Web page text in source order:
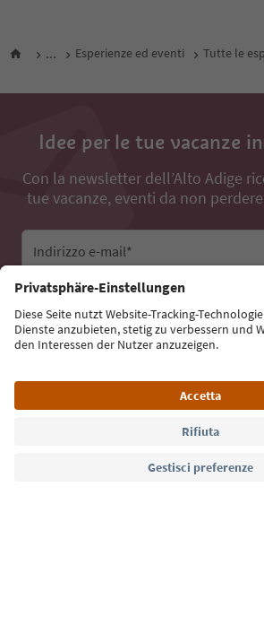
... Esperienze ed eventi Tutte le
Idee per le tue vacanze
Con la newsletter dell’Alto Adige
tue vacanze, eventi da non
Indirizzo e-mail*
Iscriviti alla